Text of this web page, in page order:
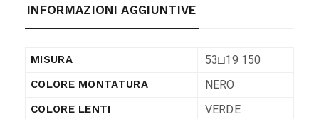
INFORMAZIONI AGGIUNTIVE
MISURA 53□19 150
COLORE MONTATURA NERO
COLORE LENTI VERDE